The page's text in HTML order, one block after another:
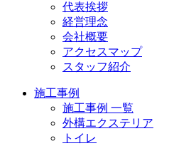
代表挨拶
経営理念
会社概要
アクセスマップ
スタッフ紹介
施工事例
施工事例 一覧
外構エクステリア
トイレ